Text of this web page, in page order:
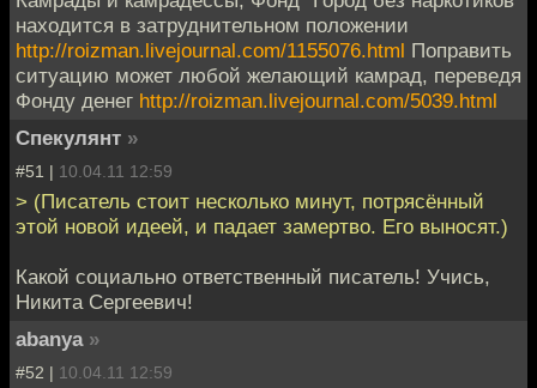
находится в затруднительном положении
http://roizman.livejournal.com/1155076.html Поправить
ситуацию может любой желающий камрад, переведя
Фонду денег http://roizman.livejournal.com/5039.html
Спекулянт »
#51 | 10.04.11 12:59
> (Писатель стоит несколько минут, потрясённый
этой новой идеей, и падает замертво. Его выносят.)
Какой социально ответственный писатель! Учись,
Никита Сергеевич!
abanya »
#52 | 10.04.11 12:59